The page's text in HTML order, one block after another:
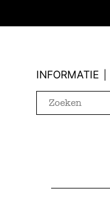
INFORMATIE